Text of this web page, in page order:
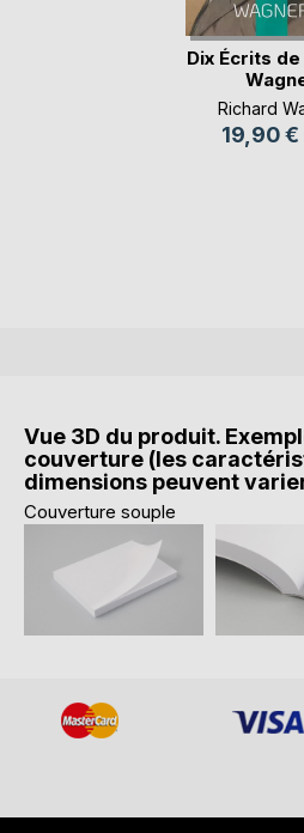
Dix Écrits
Richard
19,90 €
Vue 3D du produit.
couverture (les
dimensions peuvent
Couverture souple